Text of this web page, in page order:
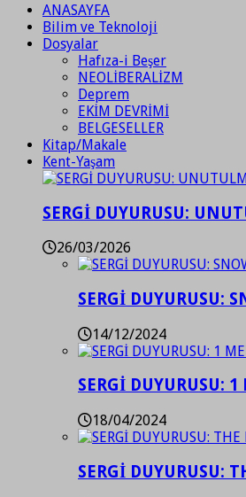
ANASAYFA
Bilim ve Teknoloji
Dosyalar
Hafıza-i Beşer
NEOLİBERALİZM
Deprem
EKİM DEVRİMİ
BELGESELLER
Kitap/Makale
Kent-Yaşam
SERGİ DUYURUSU:
26/03/2026
SERGİ DUYURUSU:
14/12/2024
SERGİ DUYURUSU:
18/04/2024
SERGİ DUYURUSU: